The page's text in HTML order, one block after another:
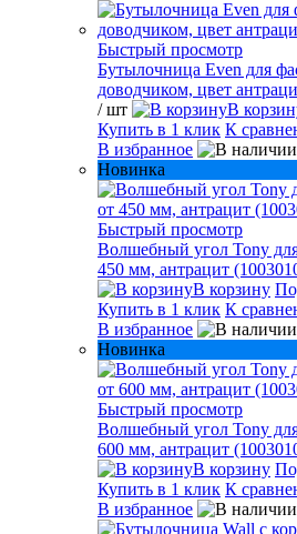
Быстрый просмотр
Бутылочница Even для
доводчиком, цвет
/ шт
В
Купить в 1 клик К
В избранное
Новинка
Быстрый просмотр
Волшебный угол Tony
450 мм, антрацит
В корзину
Купить в 1 клик К
В избранное
Новинка
Быстрый просмотр
Волшебный угол Tony
600 мм, антрацит
В корзину
Купить в 1 клик К
В избранное